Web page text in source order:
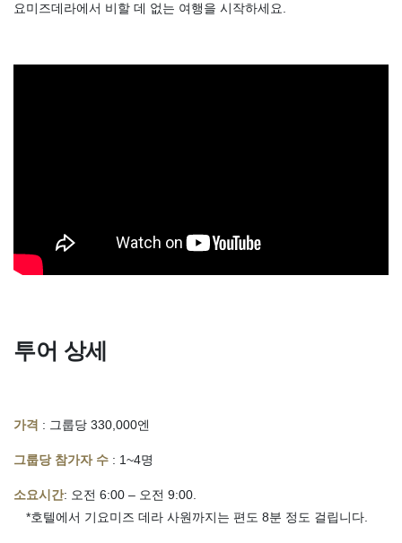
요미즈데라에서 비할 데 없는 여행을 시작하세요.
투어 상세
가격 : 그룹당 330,000엔
그룹당 참가자 수 : 1~4명
소요시간: 오전 6:00 – 오전 9:00.
*호텔에서 기요미즈 데라 사원까지는 편도 8분 정도 걸립니다.